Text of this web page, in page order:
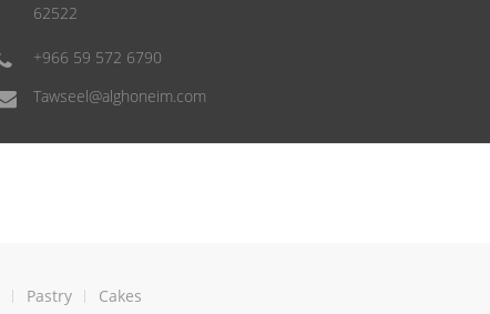
62522
+966 59 572 6790
Tawseel@alghoneim.com
Pastry Cakes